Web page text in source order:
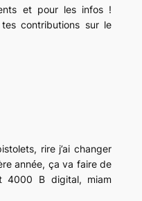
et pour les infos !
contributions sur le
rire j’ai changer
année, ça va faire de
4000 B digital, miam